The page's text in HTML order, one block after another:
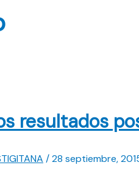
resultados
/28 septiembre,